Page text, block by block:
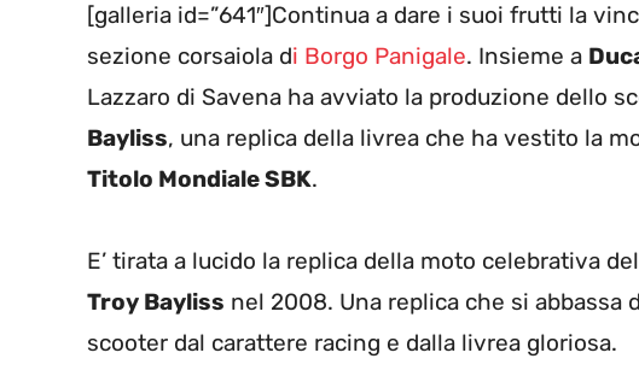
[galleria id=”641″]Continua a dare i suoi frutti la
sezione corsaiola di Borgo Panigale. Insieme a
Lazzaro di Savena ha avviato la produzione dello
Bayliss, una replica della livrea che ha vestito la
Titolo Mondiale SBK.
E’ tirata a lucido la replica della moto celebrativa del
Troy Bayliss nel 2008. Una replica che si abbassa
scooter dal carattere racing e dalla livrea gloriosa.